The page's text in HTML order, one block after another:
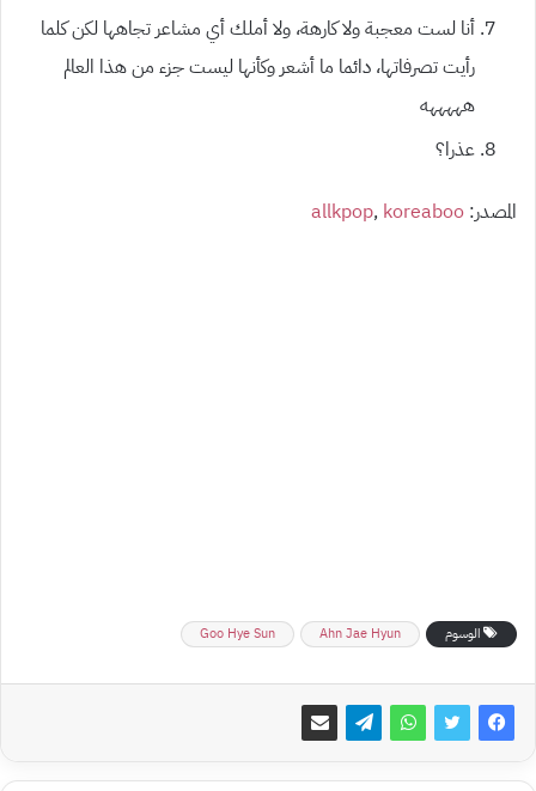
أنا لست معجبة ولا كارهة، ولا أملك أي مشاعر تجاهها لكن كلما
رأيت تصرفاتها، دائما ما أشعر وكأنها ليست جزء من هذا العالم
هههههه
عذرا؟
المصدر: allkpop, koreaboo
الوسوم Ahn Jae Hyun
Goo Hye Sun